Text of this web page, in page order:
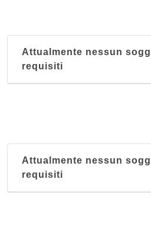
Attualmente nessun
requisiti
Attualmente nessun
requisiti